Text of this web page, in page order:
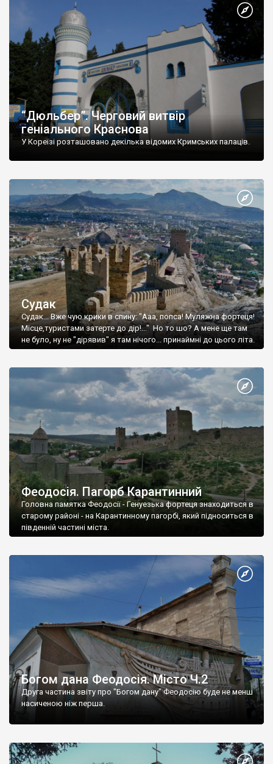
“Дюльбер”. Черговий витвір
геніального Краснова
У Кореїзі розташовано декілька відомих Кримських палаців.
Судак
Судак... Вже чую крики в спину: "Ааа, попса! Муляжна фортеця!
Місце,туристами затерте до дір!..." Но то шо? А мене ще там
не було, ну не "дірявив" я там нічого... принаймні до цього літа.
Феодосія. Пагорб Карантинний
Головна памятка Феодосії - Генуезька фортеця знаходиться в
старому районі - на Карантинному пагорбі, який підноситься в
південній частині міста.
Богом дана Феодосія. Місто Ч.2
Друга частина звіту про "Богом дану" Феодосію буде не менш
насиченою ніж перша.